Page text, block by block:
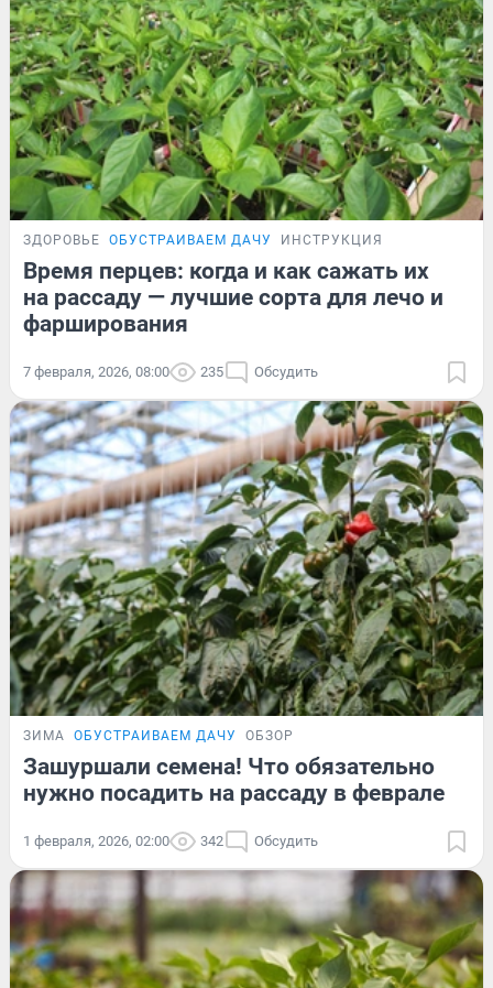
ЗДОРОВЬЕ ОБУСТРАИВАЕМ ДАЧУ ИНСТРУКЦИЯ
Время перцев: когда и как сажать их
на рассаду — лучшие сорта для лечо и
фарширования
7 февраля, 2026, 08:00 235 Обсудить
ЗИМА ОБУСТРАИВАЕМ ДАЧУ ОБЗОР
Зашуршали семена! Что обязательно
нужно посадить на рассаду в феврале
1 февраля, 2026, 02:00 342 Обсудить